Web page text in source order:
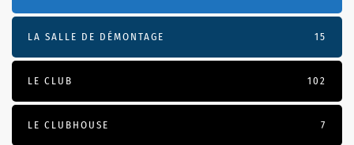
LA SALLE DE DÉMONTAGE 15
LE CLUB 102
LE CLUBHOUSE 7